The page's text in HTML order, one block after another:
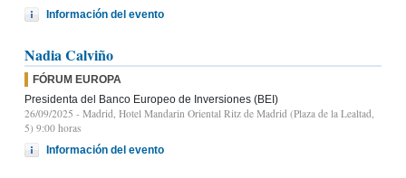
Información del evento
Nadia Calviño
FÓRUM EUROPA
Presidenta del Banco Europeo de Inversiones (BEI)
26/09/2025 - Madrid, Hotel Mandarin Oriental Ritz de Madrid (Plaza de la Lealtad,
5) 9:00 horas
Información del evento